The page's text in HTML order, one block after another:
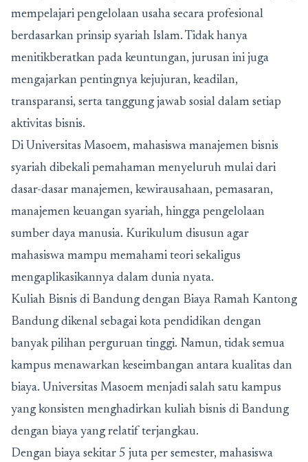
mempelajari pengelolaan usaha secara profesional
berdasarkan prinsip syariah Islam. Tidak hanya
menitikberatkan pada keuntungan, jurusan ini juga
mengajarkan pentingnya kejujuran, keadilan,
transparansi, serta tanggung jawab sosial dalam setiap
aktivitas bisnis.
Di Universitas Masoem, mahasiswa manajemen bisnis
syariah dibekali pemahaman menyeluruh mulai dari
dasar-dasar manajemen, kewirausahaan, pemasaran,
manajemen keuangan syariah, hingga pengelolaan
sumber daya manusia. Kurikulum disusun agar
mahasiswa mampu memahami teori sekaligus
mengaplikasikannya dalam dunia nyata.
Kuliah Bisnis di Bandung dengan Biaya Ramah Kantong
Bandung dikenal sebagai kota pendidikan dengan
banyak pilihan perguruan tinggi. Namun, tidak semua
kampus menawarkan keseimbangan antara kualitas dan
biaya. Universitas Masoem menjadi salah satu kampus
yang konsisten menghadirkan kuliah bisnis di Bandung
dengan biaya yang relatif terjangkau.
Dengan biaya sekitar 5 juta per semester, mahasiswa